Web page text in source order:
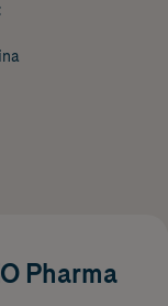
Pharma